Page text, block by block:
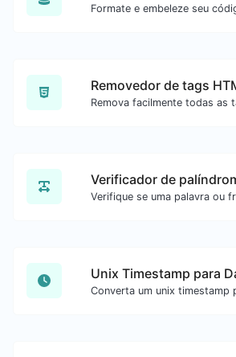
Removedor de tags
Verificador de
Unix Timestamp para